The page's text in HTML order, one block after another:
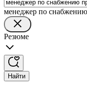
менеджер по снабжению
Резюме
Найти